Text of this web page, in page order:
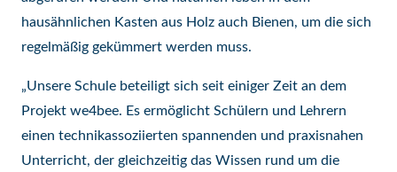
hausähnlichen Kasten aus Holz auch Bienen, um die sich
regelmäßig gekümmert werden muss.
„Unsere Schule beteiligt sich seit einiger Zeit an dem
Projekt we4bee. Es ermöglicht Schülern und Lehrern
einen technikassoziierten spannenden und praxisnahen
Unterricht, der gleichzeitig das Wissen rund um die